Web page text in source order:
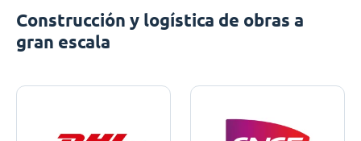
Construcción y logística de obras a
gran escala